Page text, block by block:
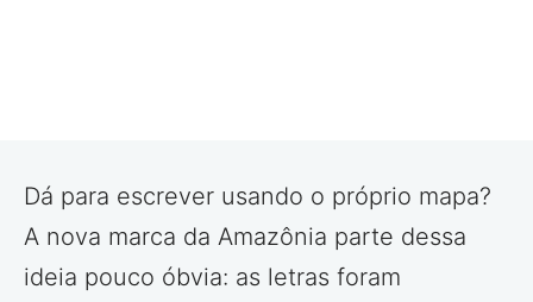
Dá para escrever usando o próprio mapa?
A nova marca da Amazônia parte dessa
ideia pouco óbvia: as letras foram